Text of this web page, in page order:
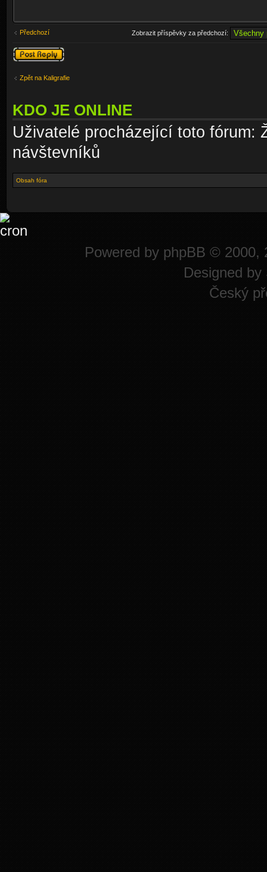
Předchozí Zobrazit příspěvky za předchozí:
Odeslat odpověď
Zpět na Kaligrafie
KDO JE ONLINE
Uživatelé procházející toto fórum:
návštevníků
Obsah fóra
Powered by phpBB © 2000,
Designed by
Český